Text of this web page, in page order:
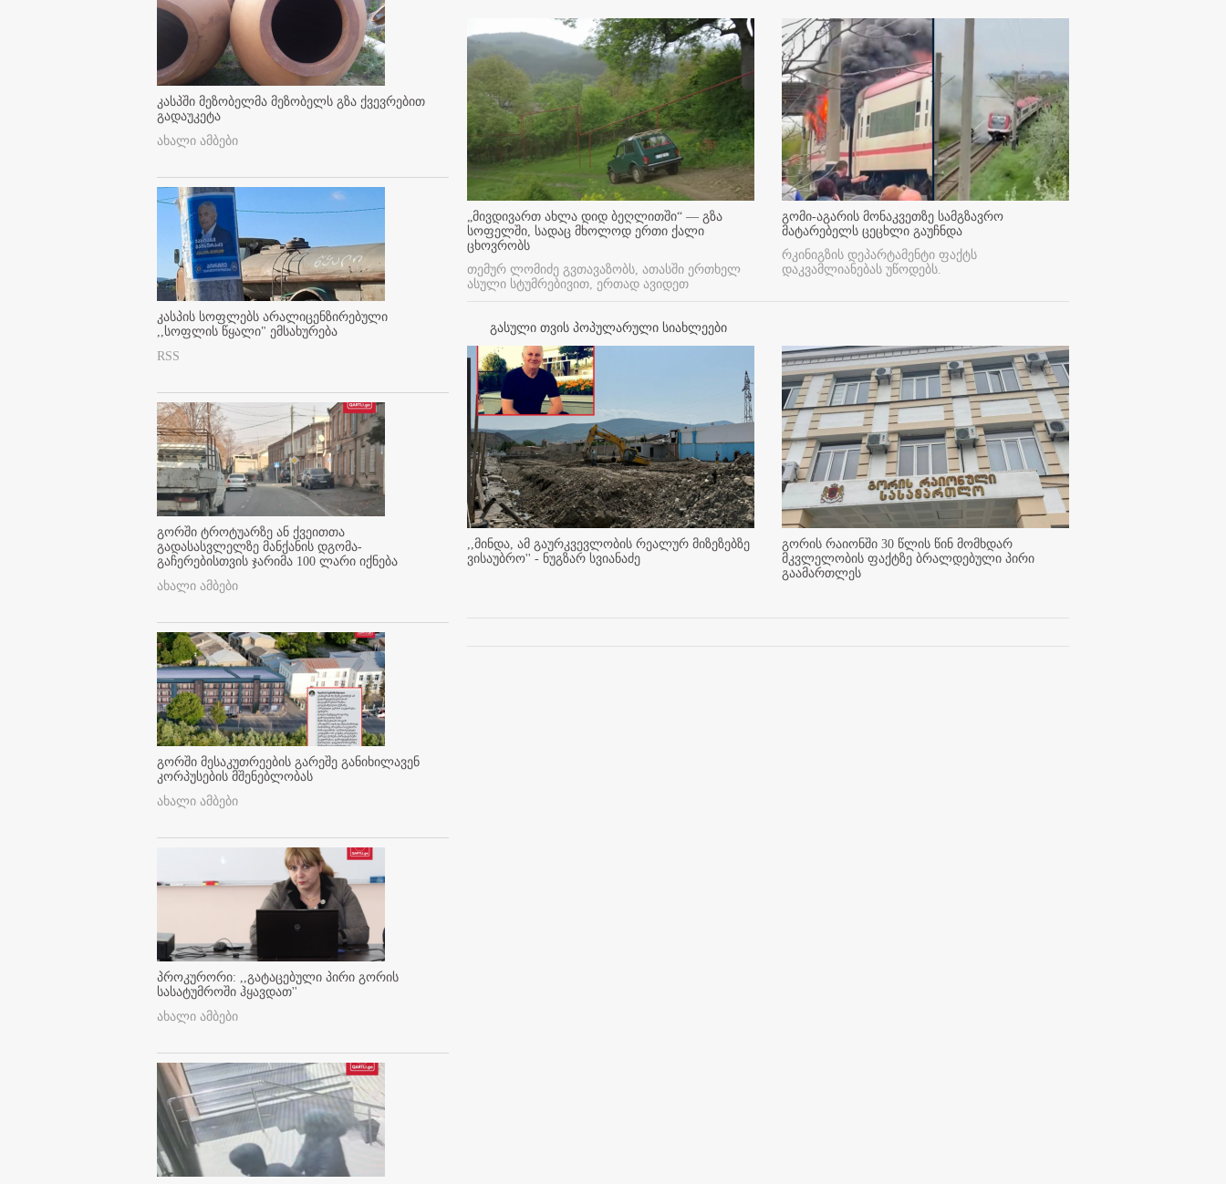
კასპში მეზობელმა მეზობელს გზა ქვევრებით
გადაუკეტა
ახალი ამბები
კასპის სოფლებს არალიცენზირებული
,,სოფლის წყალი" ემსახურება
RSS
გორში ტროტუარზე ან ქვეითთა
გადასასვლელზე მანქანის დგომა-
გაჩერებისთვის ჯარიმა 100 ლარი იქნება
ახალი ამბები
გორში მესაკუთრეების გარეშე განიხილავენ
კორპუსების მშენებლობას
ახალი ამბები
პროკურორი: ,,გატაცებული პირი გორის
სასატუმროში ჰყავდათ''
ახალი ამბები
„მივდივართ ახლა დიდ ბეღლითში“ — გზა
სოფელში, სადაც მხოლოდ ერთი ქალი
ცხოვრობს
თემურ ლომიძე გვთავაზობს, ათასში ერთხელ
ასული სტუმრებივით, ერთად ავიდეთ
გომი-აგარის მონაკვეთზე სამგზავრო
მატარებელს ცეცხლი გაუჩნდა
რკინიგზის დეპარტამენტი ფაქტს
დაკვამლიანებას უწოდებს.
გასული თვის პოპულარული სიახლეები
,,მინდა, ამ გაურკვევლობის რეალურ მიზეზებზე
ვისაუბრო'' - ნუგზარ სვიანაძე
გორის რაიონში 30 წლის წინ მომხდარ
მკვლელობის ფაქტზე ბრალდებული პირი
გაამართლეს